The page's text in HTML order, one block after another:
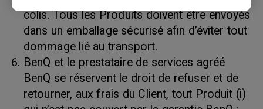
colis. Tous les Produits doivent être envoyés
dans un emballage sécurisé afin d’éviter tout
dommage lié au transport.
BenQ et le prestataire de services agréé
BenQ se réservent le droit de refuser et de
retourner, aux frais du Client, tout Produit (i)